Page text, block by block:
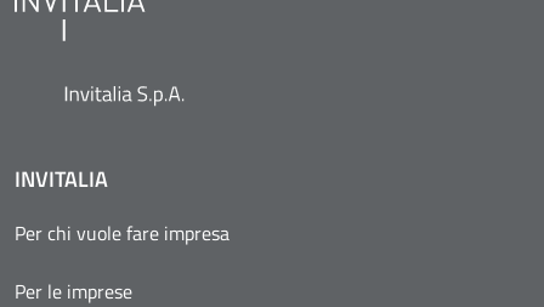
INVITALIA
Per chi vuole fare impresa
Per le imprese